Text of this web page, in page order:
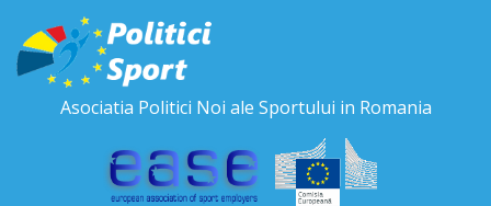
Asociatia Politici Noi ale Sportului in Romania